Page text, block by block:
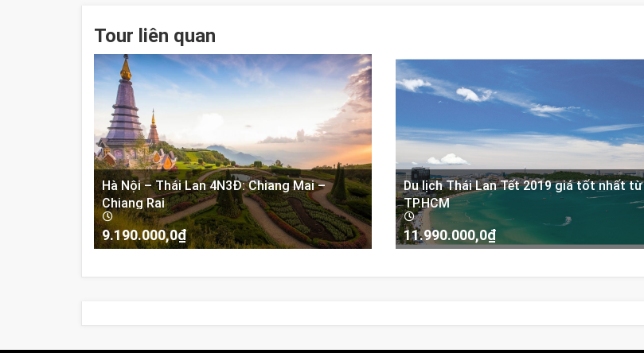
Tour liên quan
Hà Nội – Thái Lan 4N3Đ: Chiang Mai –
Chiang Rai
9.190.000,0₫
Du lịch Thái Lan Tết 2019 giá tốt nhất từ
TP.HCM
11.990.000,0₫